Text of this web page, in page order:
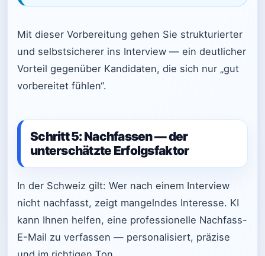
Mit dieser Vorbereitung gehen Sie strukturierter
und selbstsicherer ins Interview — ein deutlicher
Vorteil gegenüber Kandidaten, die sich nur „gut
vorbereitet fühlen“.
Schritt 5: Nachfassen — der
unterschätzte Erfolgsfaktor
In der Schweiz gilt: Wer nach einem Interview
nicht nachfasst, zeigt mangelndes Interesse. KI
kann Ihnen helfen, eine professionelle Nachfass-
E-Mail zu verfassen — personalisiert, präzise